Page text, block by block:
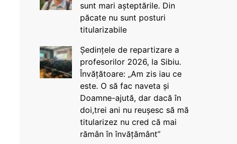
sunt mari așteptările. Din
păcate nu sunt posturi
titularizabile
Ședințele de repartizare a
profesorilor 2026, la Sibiu.
Învățătoare: „Am zis iau ce
este. O să fac naveta și
Doamne-ajută, dar dacă în
doi,trei ani nu reușesc să mă
titularizez nu cred că mai
rămân în învățământ”